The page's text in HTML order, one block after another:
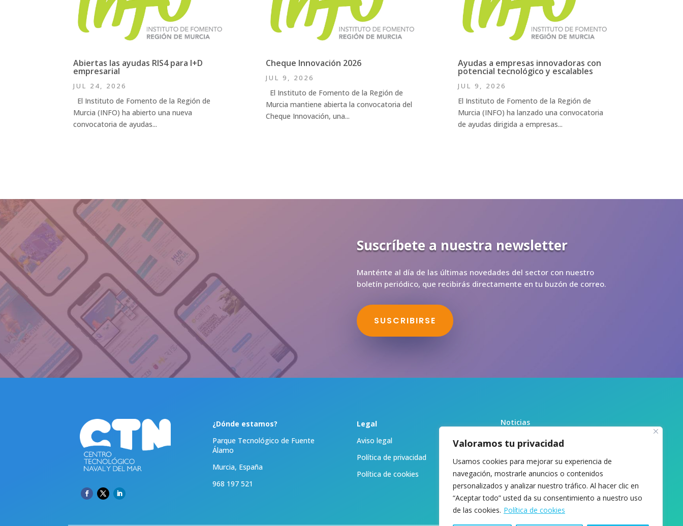
Valoramos tu privacidad
Usamos cookies para mejorar su experiencia de
navegación, mostrarle anuncios o contenidos
personalizados y analizar nuestro tráfico. Al hacer clic en
“Aceptar todo” usted da su consentimiento a nuestro uso
de las cookies. Política de cookies
Abiertas las ayudas RIS4 para I+D
empresarial
JUL 24, 2026
El Instituto de Fomento de la Región de
Murcia (INFO) ha abierto una nueva
convocatoria de ayudas...
Cheque Innovación 2026
JUL 9, 2026
El Instituto de Fomento de la Región de
Murcia mantiene abierta la convocatoria del
Cheque Innovación, una...
Ayudas a empresas innovadoras con
potencial tecnológico y escalables
JUL 9, 2026
El Instituto de Fomento de la Región de
Murcia (INFO) ha lanzado una convocatoria
de ayudas dirigida a empresas...
Suscríbete a nuestra newsletter
Manténte al día de las últimas novedades del sector con nuestro
boletín periódico, que recibirás directamente en tu buzón de correo.
SUSCRIBIRSE
¿Dónde estamos?
Parque Tecnológico de Fuente
Álamo
Murcia, España
968 197 521
Legal
Aviso legal
Política de privacidad
Política de cookies
Noticias
Biblioteca
Sobre nosotras
Contacto